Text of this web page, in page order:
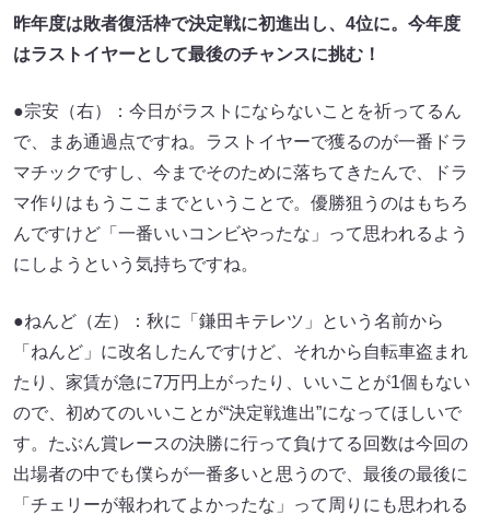
昨年度は敗者復活枠で決定戦に初進出し、4位に。今年度
はラストイヤーとして最後のチャンスに挑む！
●宗安（右）：今日がラストにならないことを祈ってるん
で、まあ通過点ですね。ラストイヤーで獲るのが一番ドラ
マチックですし、今までそのために落ちてきたんで、ドラ
マ作りはもうここまでということで。優勝狙うのはもちろ
んですけど「一番いいコンビやったな」って思われるよう
にしようという気持ちですね。
●ねんど（左）：秋に「鎌田キテレツ」という名前から
「ねんど」に改名したんですけど、それから自転車盗まれ
たり、家賃が急に7万円上がったり、いいことが1個もない
ので、初めてのいいことが“決定戦進出”になってほしいで
す。たぶん賞レースの決勝に行って負けてる回数は今回の
出場者の中でも僕らが一番多いと思うので、最後の最後に
「チェリーが報われてよかったな」って周りにも思われる